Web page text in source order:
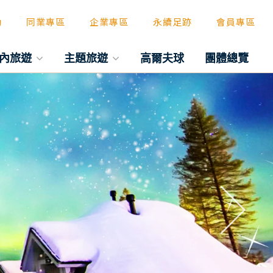
同業專區 企業專區 永續足跡 會員專區
旅遊 主題旅遊 高爾夫球 團體總覽
往後